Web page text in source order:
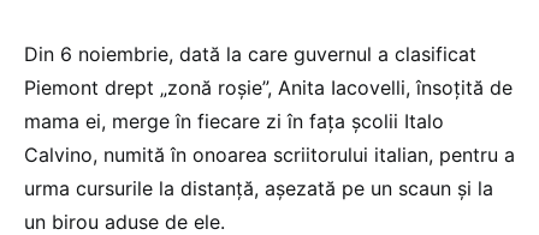
Din 6 noiembrie, dată la care guvernul a clasificat
Piemont drept „zonă roşie”, Anita Iacovelli, însoţită de
mama ei, merge în fiecare zi în faţa şcolii Italo
Calvino, numită în onoarea scriitorului italian, pentru a
urma cursurile la distanţă, aşezată pe un scaun şi la
un birou aduse de ele.